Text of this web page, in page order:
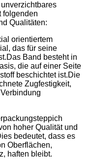
folgenden
Qualitäten:
orientiertem
das für seine
Das Band besteht in
die auf einer Seite
beschichtet ist.Die
Zugfestigkeit,
hoher Qualität und
bedeutet, dass es
Oberflächen,
haften bleibt.